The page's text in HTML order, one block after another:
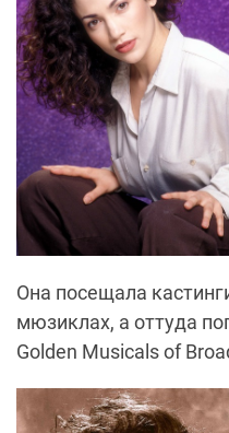
Она посещала
мюзиклах, а оттуда
Golden Musicals of